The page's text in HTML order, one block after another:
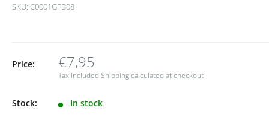
SKU: C0001GP308
Price: €7,95
Tax included Shipping calculated at checkout
Stock: In stock